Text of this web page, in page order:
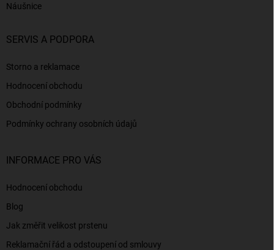
Náušnice
SERVIS A PODPORA
Storno a reklamace
Hodnocení obchodu
Obchodní podmínky
Podmínky ochrany osobních údajů
INFORMACE PRO VÁS
Hodnocení obchodu
Blog
Jak změřit velikost prstenu
Reklamační řád a odstoupení od smlouvy